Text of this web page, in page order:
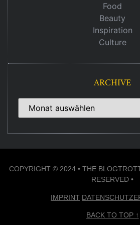
Food
Beauty
Inspiration
Culture
ARCHIVE
COPYRIGHT © 2024 • THE
RESERVED •
IMPRINT
BACK TO TOP ↑